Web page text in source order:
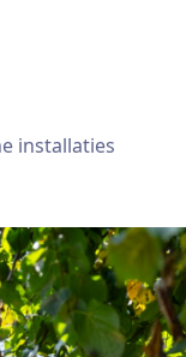
installaties